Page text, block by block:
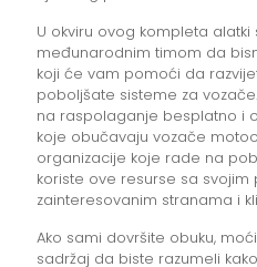
U okviru ovog kompleta
međunarodnim timom da
koji će vam pomoći da
poboljšate sisteme za
na raspolaganje besplatno i
koje obučavaju vozače
organizacije koje rade na
koriste ove resurse sa svojim
zainteresovanim stranama i
Ako sami dovršite obuku,
sadržaj da biste razumeli